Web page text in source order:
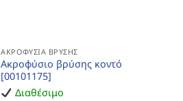
ΑΚΡΟΦΎΣΙΑ ΒΡΎΣΗΣ
Ακροφύσιο βρύσης κοντό
[00101175]
Διαθέσιμο